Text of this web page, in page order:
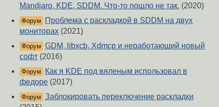
Mandjaro, KDE, SDDM. Что-то пошло не так. (2020)
Форум
Проблема с раскладкой в SDDM на двух
мониторах (2021)
Форум GDM, libxcb, Xdmcp и неработающий новый
софт (2016)
Форум
Как я KDE под вяленым использовал в
федоре (2017)
Форум Заблокировать переключение раскладки